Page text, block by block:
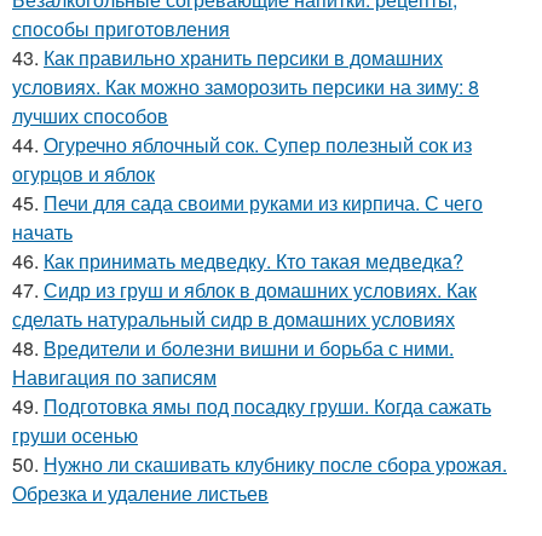
способы приготовления
43. Как правильно хранить персики в домашних
условиях. Как можно заморозить персики на зиму: 8
лучших способов
44. Огуречно яблочный сок. Супер полезный сок из
огурцов и яблок
45. Печи для сада своими руками из кирпича. С чего
начать
46. Как принимать медведку. Кто такая медведка?
47. Сидр из груш и яблок в домашних условиях. Как
сделать натуральный сидр в домашних условиях
48. Вредители и болезни вишни и борьба с ними.
Навигация по записям
49. Подготовка ямы под посадку груши. Когда сажать
груши осенью
50. Нужно ли скашивать клубнику после сбора урожая.
Обрезка и удаление листьев